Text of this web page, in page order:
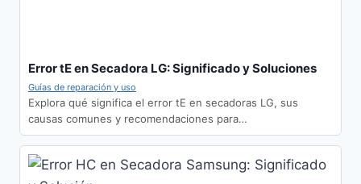
Error tE en Secadora LG: Significado y Soluciones
Guías de reparación y uso
Explora qué significa el error tE en secadoras LG, sus
causas comunes y recomendaciones para…